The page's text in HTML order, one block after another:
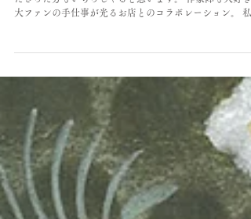
数年に一度のお祭りみたいな展示、楽しみに待っていて
も。ぜひ遊びにいらしてください。 詳細は以下にまとめ
すね。 大人気の企画展「Nyum Nyum展」が三度、 ひる
こBOOKSにやってきます。 なんでもないけど、特別な
日。 そんな日々をお祝いしてみたら、 小さいけれど大
何かが見えるかもしれない。 今回は「みんなで、ことほ
ぐ」と題して お祝いをテーマにお届けします。 メンバ
2023年と同様、 三人の作家と三店舗の職人がコラボレー
ョン。 壁一面に作品が並ぶ美しい空間のなか、 作品をラ
ルしたお菓子やお茶が並びます。 （店内での飲食はでき
せんのでご注意ください） 作家は 小泉さよ @sayokoizumi